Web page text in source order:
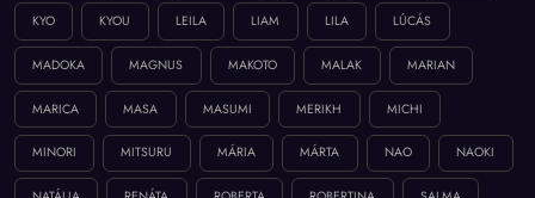
KYO KYOU LEILA LIAM LILA LÚCÁS
MADOKA MAGNUS MAKOTO MALAK MARIAN
MARICA MASA MASUMI MERIKH MICHI
MINORI MITSURU MÁRIA MÁRTA NAO NAOKI